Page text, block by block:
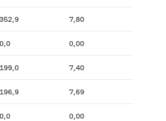
352,9 7,80
0,0 0,00
199,0 7,40
196,9 7,69
0,0 0,00